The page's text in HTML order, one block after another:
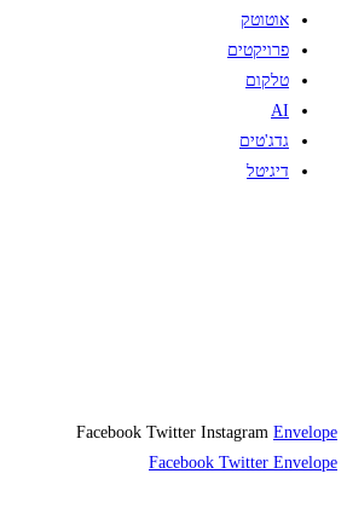
אוטוטק
פרויקטים
טלקום
AI
גדג'טים
דיגיטל
Facebook Twitter Instagram Envelope
Facebook Twitter Envelope